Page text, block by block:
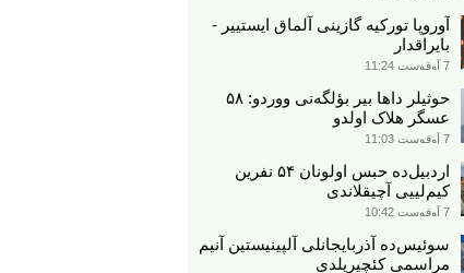
آوروپا تورکیه گازینی آلماق ایستییر -
بایراقدار
7 آوقوست 11:24
حوثیلر داها بیر بؤلگه‌نی ووردو: ۵۸
عسگر هلاک اولدو
7 آوقوست 11:03
اردبیل‌ده حبس اولونان ۵۴ نفرین
کیم‌لییی آچیقلاندی
7 آوقوست 10:42
سوئیس‌ده آذربایجانلی آلپینیستین آنیم
مراسمی کئچیریلدی